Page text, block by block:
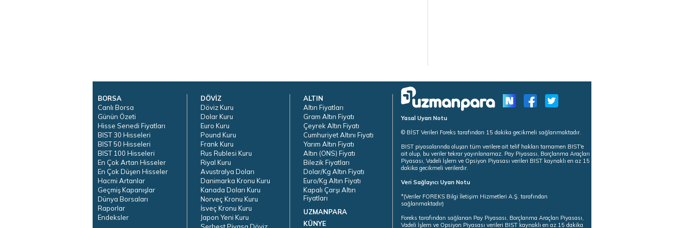
BORSA
Canlı Borsa
Günün Özeti
Hisse Senedi Fiyatları
BIST 30 Hisseleri
BIST 50 Hisseleri
BIST 100 Hisseleri
En Çok Artan Hisseler
En Çok Düşen Hisseler
Hacmi Artanlar
Geçmiş Kapanışlar
Dünya Borsaları
Raporlar
Endeksler
DÖVİZ
Döviz Kuru
Dolar Kuru
Euro Kuru
Pound Kuru
Frank Kuru
Rus Rublesi Kuru
Riyal Kuru
Avustralya Doları
Danimarka Kronu Kuru
Kanada Doları Kuru
Norveç Kronu Kuru
İsveç Kronu Kuru
Japon Yeni Kuru
Serbest Piyasa Döviz
ALTIN
Altın Fiyatları
Gram Altın Fiyatı
Çeyrek Altın Fiyatı
Cumhuriyet Altını Fiyatı
Yarım Altın Fiyatı
Altın (ONS) Fiyatı
Bilezik Fiyatları
Dolar/Kg Altın Fiyatı
Euro/Kg Altın Fiyatı
Kapalı Çarşı Altın
Fiyatları
UZMANPARA
KÜNYE
Yasal Uyarı Notu
© BİST Verileri Foreks tarafından 15 dakika gecikmeli sağlanmaktadır.
BIST piyasalarında oluşan tüm verilere ait telif hakları tamamen BIST'e
ait olup, bu veriler tekrar yayınlanamaz. Pay Piyasası, Borçlanma Araçları
Piyasası, Vadeli İşlem ve Opsiyon Piyasası verileri BIST kaynaklı en az 15
dakika gecikmeli verilerdir.
Veri Sağlayıcı Uyarı Notu
*(Veriler FOREKS Bilgi İletişim Hizmetleri A.Ş. tarafından
sağlanmaktadır)
Foreks tarafından sağlanan Pay Piyasası, Borçlanma Araçları Piyasası,
Vadeli İşlem ve Opsiyon Piyasası verileri BIST kaynaklı en az 15 dakika